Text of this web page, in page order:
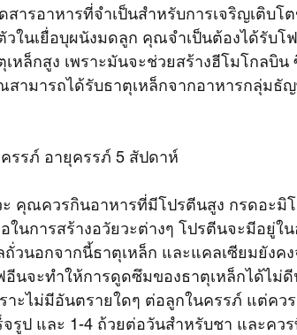
ารอาหารที่จำเป็นสำหรับการเจริญเติบ
ในเยื่อบุผนังมดลูก คุณจำเป็นต้องได้รับโ
หล็กสูง เพราะมันจะช่วยสร้างฮีโมโกลบิ
ามารถได้รับธาตุเหล็กจากอาหารกลุ่มธั
รรภ์ อายุครรภ์ 5 สัปดาห์
ะ คุณควรกินอาหารที่มีโปรตีนสูง กรดอะมิ
นการสร้างอวัยวะต่างๆ โปรตีนจะมีอยู่ใ
วนอกจากนี้ธาตุเหล็ก และแคลเซียมยังค
อีนจะทำให้การดูดซึมของธาตุเหล็กได้ไ
าะไม่มีอันตรายใดๆ ต่อลูกในครรภ์ แต่ค
รูป และ 1-4 ถ้วยต่อวันสำหรับชา และคว